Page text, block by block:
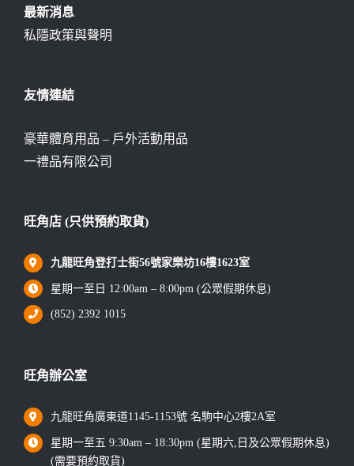
最新消息
私隱政策與聲明
友情連結
豪華體育用品 – 戶外活動用品
一禮品有限公司
旺角店 (只供預約取貨)
九龍旺角登打士街56號家樂坊16樓1623室
星期一至日 12:00am – 8:00pm (公眾假期休息)
(852) 2392 1015
旺角辦公室
九龍旺角廣東道1145-1153號 名駒中心2樓2A室
星期一至五 9:30am – 18:30pm (星期六,日及公眾假期休息)
(需要預約取貨)